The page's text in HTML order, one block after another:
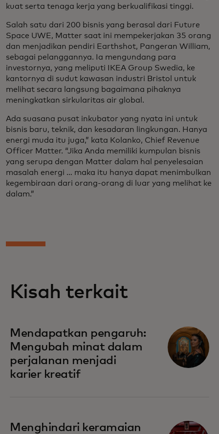
kuat serta tenaga kerja yang berkualifikasi tinggi.
Salah satu dari 200 bisnis yang berasal dari Future
Space UWE, Matter saat ini mempekerjakan 35 orang
dan menjadikan pendiri Earthshot, Pangeran William,
sebagai pelanggannya. Ia mengundang para
investornya, yang meliputi IKEA Group Swedia, ke
kantornya di sudut kawasan industri Bristol untuk
melihat secara langsung bagaimana pihaknya
meningkatkan sirkularitas air global.
Ada suasana pusat inkubator yang nyata ini untuk
bisnis baru, teknik, dan kesadaran lingkungan. Hanya
energi muda itu juga,” kata Kolanko, Chief Revenue
Officer Matter. “Jika Anda memiliki kumpulan bisnis
yang serupa dengan Matter dalam hal penyelesaian
masalah energi … maka itu hanya dapat menimbulkan
kegembiraan dari orang-orang di luar yang melihat ke
dalam.”
Kisah terkait
Mendapatkan pengaruh:
Mengubah minat dalam
perjalanan menjadi
karier kreatif
Menghindari keramaian